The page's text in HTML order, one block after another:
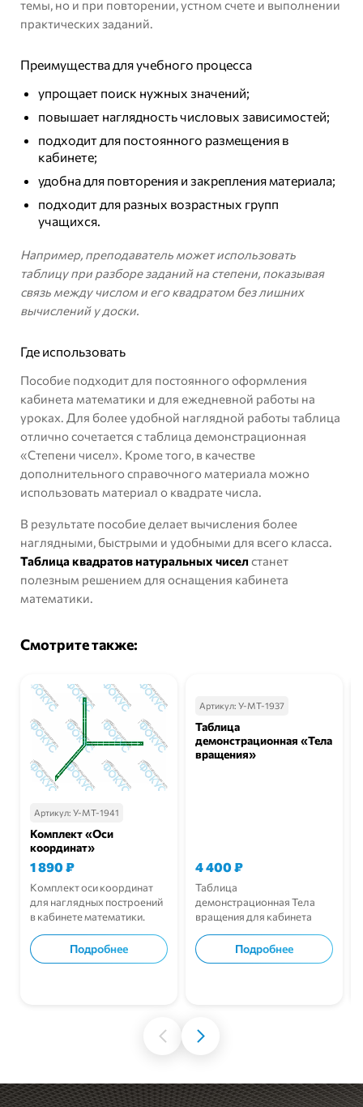
темы, но и при повторении, устном счете и выполнении
практических заданий.
Преимущества для учебного процесса
упрощает поиск нужных значений;
повышает наглядность числовых зависимостей;
подходит для постоянного размещения в
кабинете;
удобна для повторения и закрепления материала;
подходит для разных возрастных групп
учащихся.
Например, преподаватель может использовать
таблицу при разборе заданий на степени, показывая
связь между числом и его квадратом без лишних
вычислений у доски.
Где использовать
Пособие подходит для постоянного оформления
кабинета математики и для ежедневной работы на
уроках. Для более удобной наглядной работы таблица
отлично сочетается стаблица демонстрационная
«Степени чисел». Кроме того, в качестве
дополнительного справочного материала можно
использовать материал о квадрате числа.
В результате пособие делает вычисления более
наглядными, быстрыми и удобными для всего класса.
Таблица квадратов натуральных чисел станет
полезным решением для оснащения кабинета
математики.
Смотрите также:
Артикул: У-МТ-1941
Комплект «Оси
координат»
1 890₽
Комплект оси координат
для наглядных построений
в кабинете математики.
Подробнее
Артикул: У-МТ-1937
Таблица
демонстрационная «Тела
вращения»
4 400₽
Таблица
демонстрационная Тела
вращения для кабинета
Подробнее